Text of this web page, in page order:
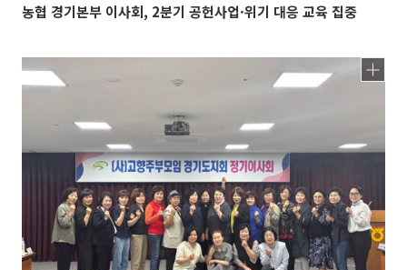
농협 경기본부 이사회, 2분기 공헌사업·위기 대응 교육 집중